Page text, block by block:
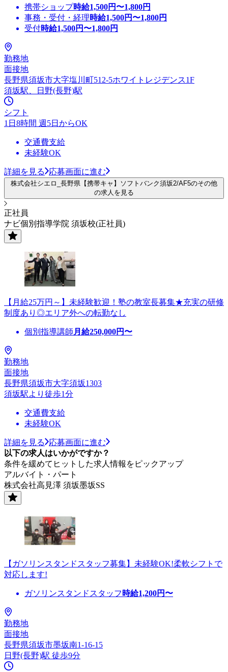
携帯ショップ時給1,500円〜1,800円
事務・受付・経理時給1,500円〜1,800円
受付時給1,500円〜1,800円
勤務地
面接地
長野県須坂市大字塩川町512-5ホワイトレジデンス1F
須坂駅、日野(長野)駅
シフト
1日8時間 週5日からOK
交通費支給
未経験OK
詳細を見る 応募画面に進む
株式会社シエロ_長野県【携帯キャ】ソフトバンク須坂2/AF5のその他
の求人を見る
正社員
ナビ個別指導学院 須坂校(正社員)
【月給25万円～】未経験歓迎！塾の教室長募集★充実の研修
制度あり◎エリア外への転勤なし
個別指導講師 月給250,000円〜
勤務地
面接地
長野県須坂市大字須坂1303
須坂駅より徒歩1分
交通費支給
未経験OK
詳細を見る
応募画面に進む
以下の求人はいかがですか？
条件を緩めてヒットした求人情報をピックアップ
アルバイト・パート
株式会社高見澤 須坂墨坂SS
【ガソリンスタンドスタッフ募集】未経験OK!柔軟シフトで
対応します!
ガソリンスタンドスタッフ 時給1,200円〜
勤務地
面接地
長野県須坂市墨坂南1-16-15
日野(長野)駅 徒歩9分